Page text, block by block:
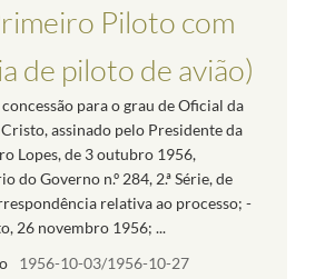
Piloto com
de piloto de avião)
para o grau de Oficial da
assinado pelo Presidente da
Lopes, de 3 outubro 1956,
do Governo n.º 284, 2.ª Série, de
relativa ao processo; -
26 novembro 1956; ...
1956-10-03/1956-10-27